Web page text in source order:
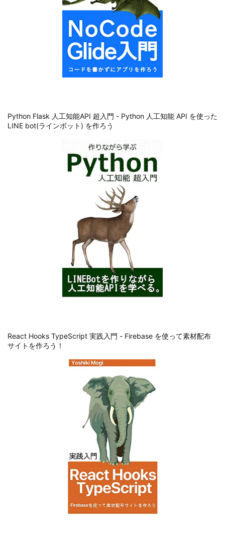
Python Flask 人工知能API 超入門 - Python 人工知能 API を使った
LINE bot(ラインボット) を作ろう
React Hooks TypeScript 実践入門 - Firebase を使って素材配布
サイトを作ろう！